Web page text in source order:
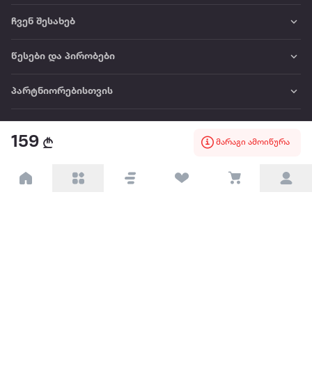
159 მარაგი ამოიწურა
ჩვენ შესახებ
წესები და პირობები
პარტნიორებისთვის